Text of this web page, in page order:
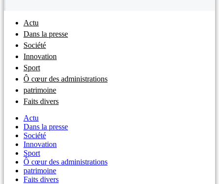
Actu
Dans la presse
Société
Innovation
Sport
Ô cœur des administrations
patrimoine
Faits divers
Actu
Dans la presse
Société
Innovation
Sport
Ô cœur des administrations
patrimoine
Faits divers